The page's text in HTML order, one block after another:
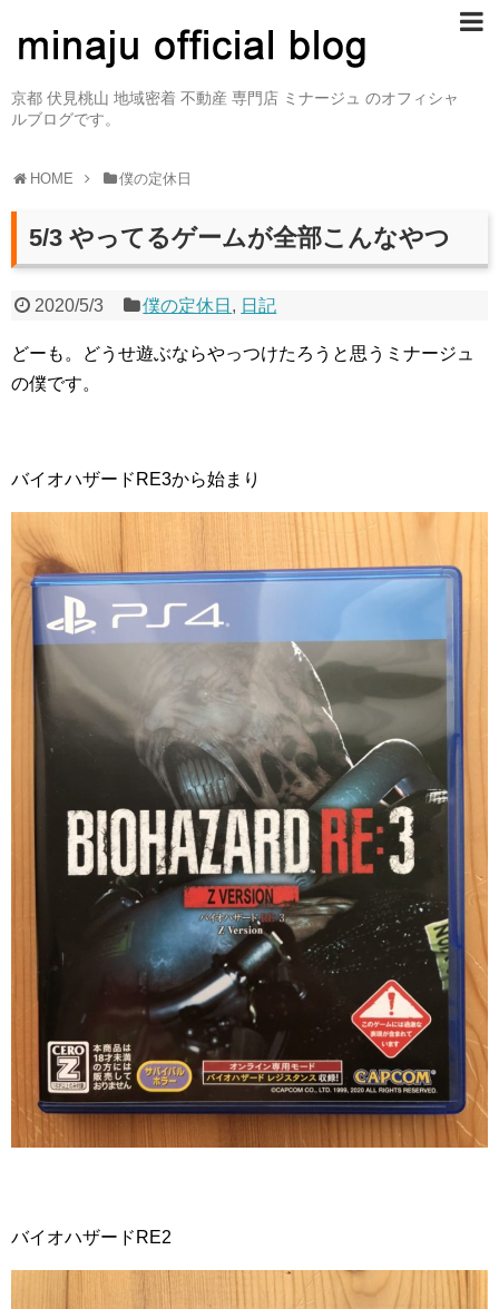
京都 伏見桃山 地域密着 不動産 専門店 ミナージュ のオフィシャ
ルブログです。
HOME 僕の定休日
5/3 やってるゲームが全部こんなやつ
2020/5/3 僕の定休日 , 日記
どーも。どうせ遊ぶならやっつけたろうと思うミナージュ
の僕です。
バイオハザードRE3から始まり
バイオハザードRE2